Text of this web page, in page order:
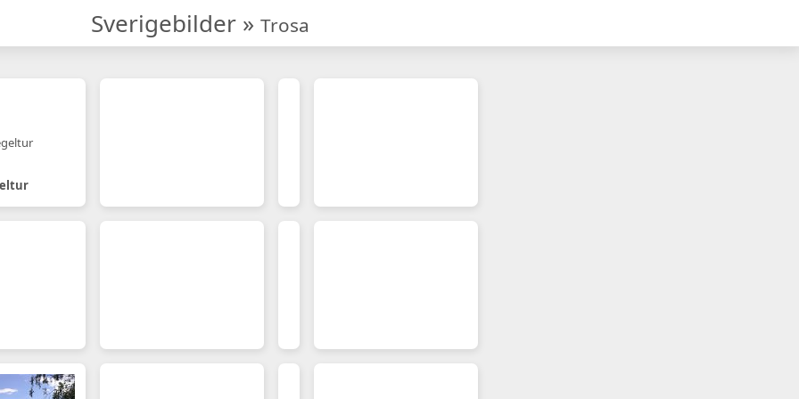
Sverigebilder» Trosa